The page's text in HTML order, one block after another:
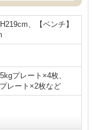
、【ベンチ】
プレート×4枚、
レート×2枚など